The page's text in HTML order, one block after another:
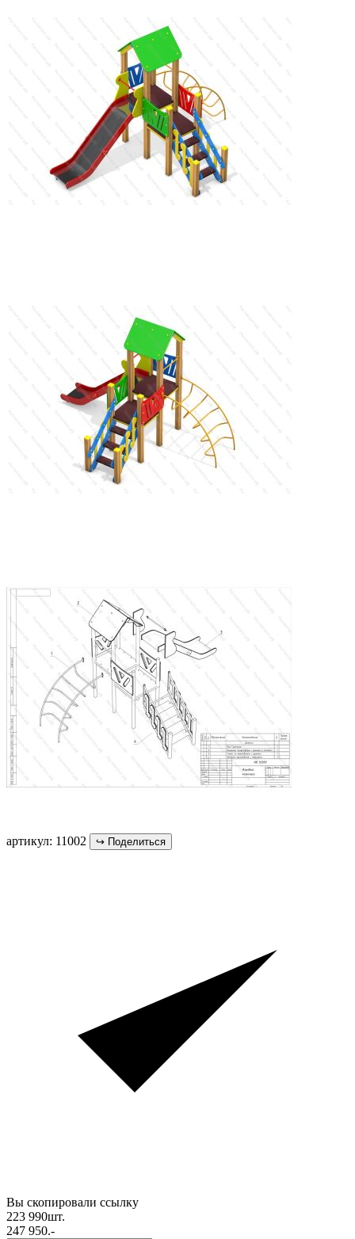
артикул: 11002 ↪ Поделиться
Вы скопировали ссылку
223 990шт.
247 950.-